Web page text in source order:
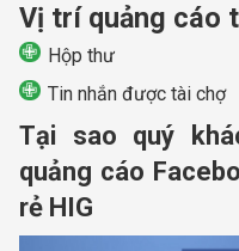
Vị trí quảng cáo
Hộp thư
Tin nhắn được tài chợ
Tại sao quý
quảng cáo
rẻ HIG